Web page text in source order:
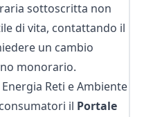
sottoscritta non
di vita, contattando il
un cambio
monorario.
Reti e Ambiente
il Portale